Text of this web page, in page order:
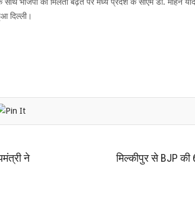
दिल्ली।
ने
मिल्कीपुर से BJP की